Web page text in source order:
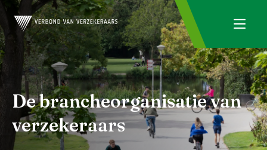
De brancheorganisatie van
verzekeraars